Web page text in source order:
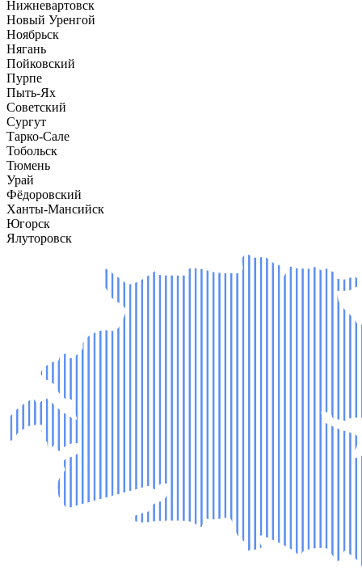
Нижневартовск
Новый Уренгой
Ноябрьск
Нягань
Пойковский
Пурпе
Пыть-Ях
Советский
Сургут
Тарко-Сале
Тобольск
Тюмень
Урай
Фёдоровский
Ханты-Мансийск
Югорск
Ялуторовск